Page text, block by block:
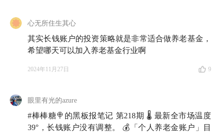
心无所住生其心
其实长钱账户的投资策略就是非常适合做养老基金，
希望哪天可以加入养老基金行业啊
2024年11月27日 9
眼里有光的azure
#棒棒糖🍭的黑板报笔记 第218期 🌡️ 最新全市场温度
39°，长钱账户没有调整。 💰「个人养老金账户」目